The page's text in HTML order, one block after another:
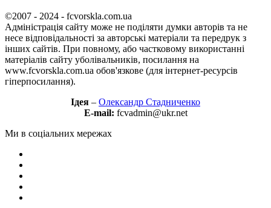
©2007 - 2024 - fcvorskla.com.ua
Адміністрація сайту може не поділяти думки авторів та не
несе відповідальності за авторські матеріали та передрук з
інших сайтів. При повному, або частковому використанні
матеріалів сайту уболівальників, посилання на
www.fcvorskla.com.ua обов'язкове (для інтернет-ресурсів
гіперпосилання).
Ідея – Олександр Стадниченко
E-mail: fcvadmin@ukr.net
Ми в соціальних мережах